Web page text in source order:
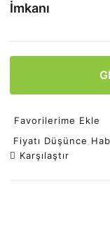
İmkanı
Favorilerime Ekle
Fiyatı Düşünce
Karşılaştır